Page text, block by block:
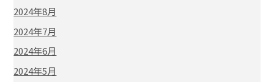
2024年8月
2024年7月
2024年6月
2024年5月